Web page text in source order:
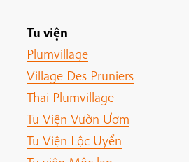
Tu viện
Plumvillage
Village Des Pruniers
Thai Plumvillage
Tu Viện Vườn Ươm
Tu Viện Lộc Uyển